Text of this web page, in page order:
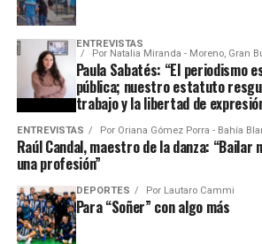
ENTREVISTAS
Por Natalia Miranda - Moreno, Gran
Paula Sabatés: “El periodismo
pública; nuestro estatuto
trabajo y la libertad de
ENTREVISTAS Por Oriana Gómez Porra - Bahía
Raúl Candal, maestro de la danza: “Bailar
una profesión”
DEPORTES Por Lautaro Cammi
Para “Soñer” con algo más